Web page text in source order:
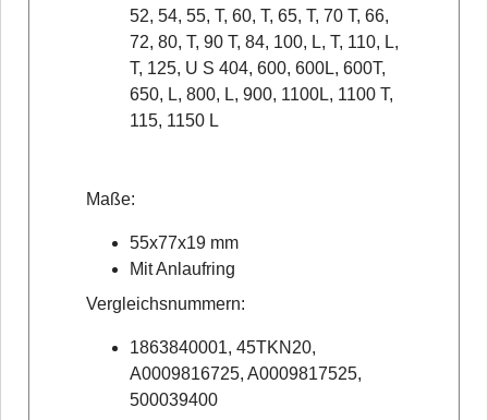
52, 54, 55, T, 60, T, 65, T, 70 T, 66,
72, 80, T, 90 T, 84, 100, L, T, 110, L,
T, 125, U S 404, 600, 600L, 600T,
650, L, 800, L, 900, 1100L, 1100 T,
115, 1150 L
Maße:
55x77x19 mm
Mit Anlaufring
Vergleichsnummern:
1863840001, 45TKN20,
A0009816725, A0009817525,
500039400